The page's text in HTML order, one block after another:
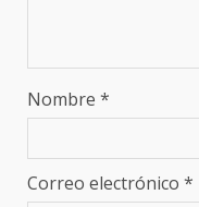
Nombre *
Correo electrónico *